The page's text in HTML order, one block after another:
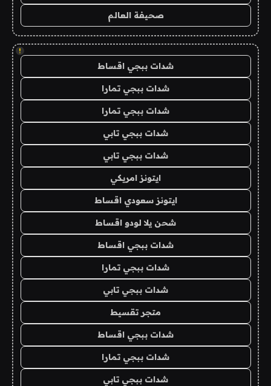
صحيفة العالم
!
شدات ببجي اقساط
شدات ببجي تمارا
شدات ببجي تمارا
شدات ببجي تابي
شدات ببجي تابي
ايتونز امريكي
ايتونز سعودي اقساط
شحن يلا لودو اقساط
شدات ببجي اقساط
شدات ببجي تمارا
شدات ببجي تابي
متجر تقسيط
شدات ببجي اقساط
شدات ببجي تمارا
شدات ببجي تابي